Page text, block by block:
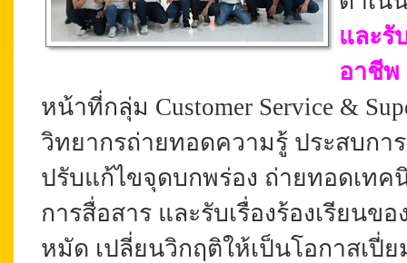
และรั
อาชีพ
หน้าที่กลุ่ม Customer Service & S
วิทยากรถ่ายทอดความรู้ ประสบกา
ปรับแก้ไขจุดบกพร่อง ถ่ายทอดเท
การสื่อสาร และรับเรื่องร้องเรียน
หมัด เปลี่ยนวิกฤติให้เป็นโอกาสเปี่